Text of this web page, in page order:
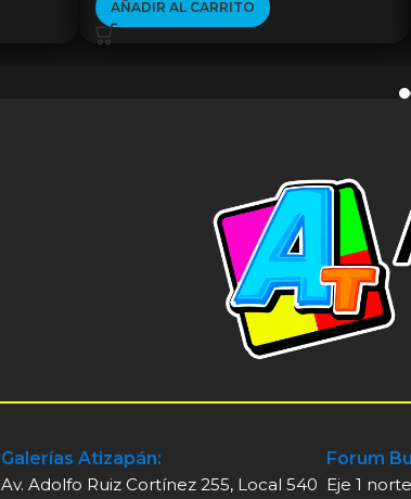
AÑADIR AL CARRITO
Galerías Atizapán:
Av. Adolfo Ruiz Cortínez 255, Local 540
Forum
Eje 1